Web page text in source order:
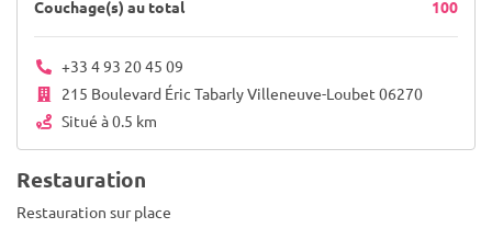
Couchage(s) au total
100
+33 4 93 20 45 09
215 Boulevard Éric Tabarly Villeneuve-Loubet 06270
Situé à 0.5 km
Restauration
Restauration sur place